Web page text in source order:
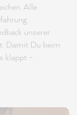
Alle
unserer
Damit Du beim
klappt –